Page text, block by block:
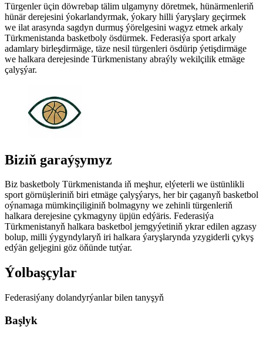
Türgenler üçin döwrebap tälim ulgamyny döretmek, hünärmenleriň
hünär derejesini ýokarlandyrmak, ýokary hilli ýaryşlary geçirmek
we ilat arasynda sagdyn durmuş ýörelgesini wagyz etmek arkaly
Türkmenistanda basketboly ösdürmek. Federasiýa sport arkaly
adamlary birleşdirmäge, täze nesil türgenleri ösdürip ýetişdirmäge
we halkara derejesinde Türkmenistany abraýly wekilçilik etmäge
çalyşýar.
Biziň garaýşymyz
Biz basketboly Türkmenistanda iň meşhur, elýeterli we üstünlikli
sport görnüşleriniň biri etmäge çalyşýarys, her bir çaganyň basketbol
oýnamaga mümkinçiliginiň bolmagyny we zehinli türgenleriň
halkara derejesine çykmagyny üpjün edýäris. Federasiýa
Türkmenistanyň halkara basketbol jemgyýetiniň ykrar edilen agzasy
bolup, milli ýygyndylaryň iri halkara ýaryşlarynda yzygiderli çykyş
edýän geljegini göz öňünde tutýar.
Ýolbaşçylar
Federasiýany dolandyrýanlar bilen tanyşyň
Başlyk